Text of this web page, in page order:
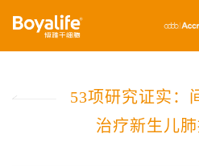
首页 什么是干细胞
前沿动态
53项研究证实：间充质干细胞治疗新
53项研究证实：
治疗新生儿